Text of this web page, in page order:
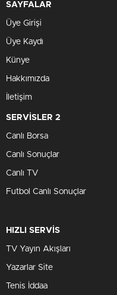
SAYFALAR
Üye Girişi
Üye Kaydı
Künye
Hakkımızda
İletişim
SERVİSLER 2
Canlı Borsa
Canlı Sonuçlar
Canlı TV
Futbol Canlı Sonuçlar
HIZLI SERVİS
TV Yayın Akışları
Yazarlar Site
Tenis İddaa